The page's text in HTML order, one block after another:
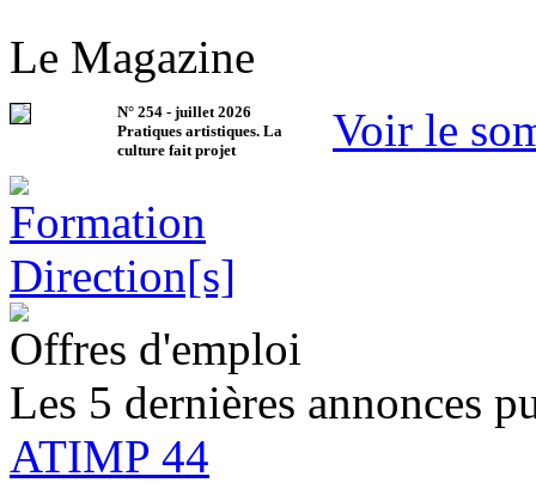
Le Magazine
N° 254 - juillet 2026
Pratiques artistiques. La
culture fait projet
Voir le
Offres d'emploi
Les 5 dernières annonces
ATIMP 44